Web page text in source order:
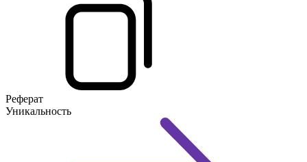
Реферат
Уникальность